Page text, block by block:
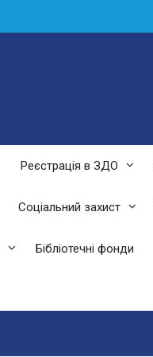
Реєстрація в ЗДО
Соціальний захист
Бібліотечні фонди